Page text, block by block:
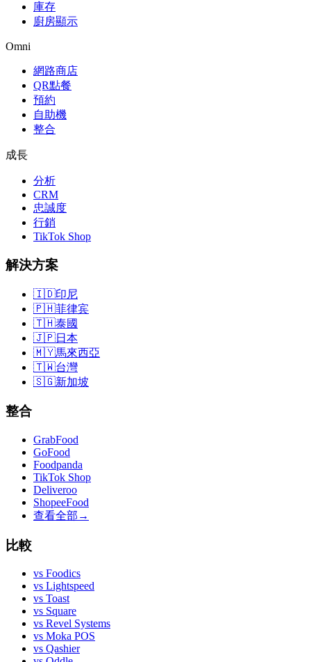
庫存
廚房顯示
Omni
網路商店
QR點餐
預約
自助機
整合
成長
分析
CRM
忠誠度
行銷
TikTok Shop
解決方案
🇮🇩印尼
🇵🇭菲律宾
🇹🇭泰國
🇯🇵日本
🇲🇾馬來西亞
🇹🇼台灣
🇸🇬新加坡
整合
GrabFood
GoFood
Foodpanda
TikTok Shop
Deliveroo
ShopeeFood
查看全部 →
比較
vs Foodics
vs Lightspeed
vs Toast
vs Square
vs Revel Systems
vs Moka POS
vs Qashier